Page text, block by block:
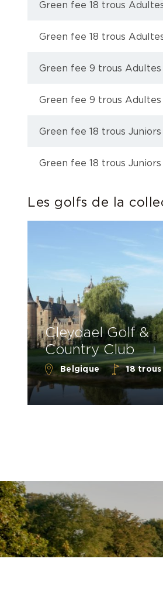
Green fee 18 trous
Green fee 18 trous
Green fee 9 trous Adultes
Green fee 9 trous Adultes
Green fee 18 trous
Green fee 18 trous
Les golfs de la
Cleydael Golf &
Country Club
Belgique 18 trous